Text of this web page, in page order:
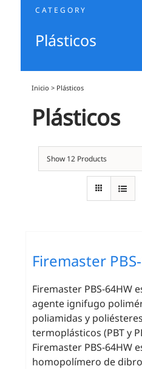
CATEGORY
Plásticos
Inicio > Plásticos
Plásticos
Show 12 Products
Firemaster
Firemaster PBS-64HW
agente ignifugo
poliamidas y poliésteres
termoplásticos (PBT y
Firemaster PBS-64HW
homopolímero de